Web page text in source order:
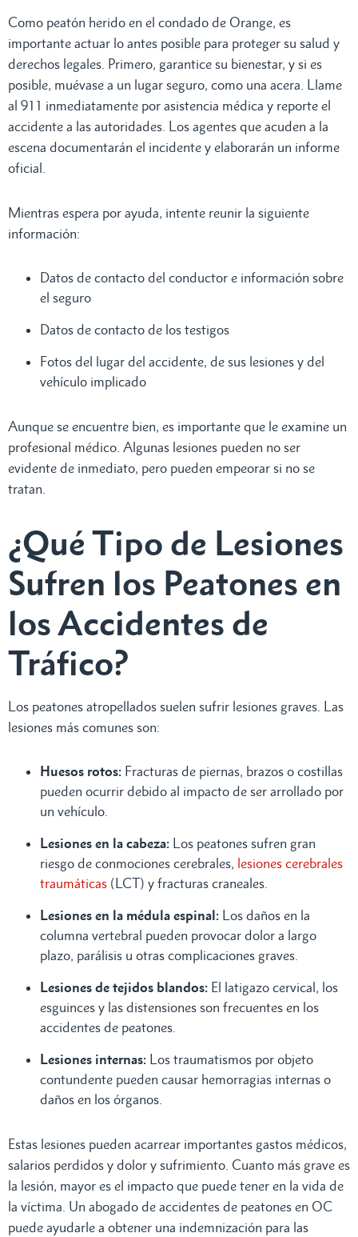
Como peatón herido en el condado de Orange, es
importante actuar lo antes posible para proteger su salud y
derechos legales. Primero, garantice su bienestar, y si es
posible, muévase a un lugar seguro, como una acera. Llame
al 911 inmediatamente por asistencia médica y reporte el
accidente a las autoridades. Los agentes que acuden a la
escena documentarán el incidente y elaborarán un informe
oficial.
Mientras espera por ayuda, intente reunir la siguiente
información:
Datos de contacto del conductor e información sobre
el seguro
Datos de contacto de los testigos
Fotos del lugar del accidente, de sus lesiones y del
vehículo implicado
Aunque se encuentre bien, es importante que le examine un
profesional médico. Algunas lesiones pueden no ser
evidente de inmediato, pero pueden empeorar si no se
tratan.
¿Qué Tipo de Lesiones
Sufren los Peatones en
los Accidentes de
Tráfico?
Los peatones atropellados suelen sufrir lesiones graves. Las
lesiones más comunes son:
Huesos rotos: Fracturas de piernas, brazos o costillas
pueden ocurrir debido al impacto de ser arrollado por
un vehículo.
Lesiones en la cabeza: Los peatones sufren gran
riesgo de conmociones cerebrales, lesiones cerebrales
traumáticas (LCT) y fracturas craneales.
Lesiones en la médula espinal: Los daños en la
columna vertebral pueden provocar dolor a largo
plazo, parálisis u otras complicaciones graves.
Lesiones de tejidos blandos: El latigazo cervical, los
esguinces y las distensiones son frecuentes en los
accidentes de peatones.
Lesiones internas: Los traumatismos por objeto
contundente pueden causar hemorragias internas o
daños en los órganos.
Estas lesiones pueden acarrear importantes gastos médicos,
salarios perdidos y dolor y sufrimiento. Cuanto más grave es
la lesión, mayor es el impacto que puede tener en la vida de
la víctima. Un abogado de accidentes de peatones en OC
puede ayudarle a obtener una indemnización para las